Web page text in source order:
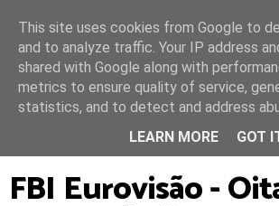
TRENDING
FBI Eurovisão -
This site uses cookies from Google to
and to analyze traffic. Your IP address
shared with Google along with
metrics to ensure quality of service,
statistics, and to detect and address
LEARN MORE
GOT